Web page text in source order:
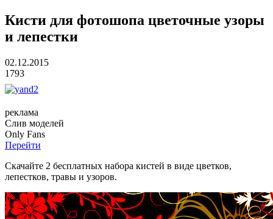
Кисти для фотошопа цветочные узоры
и лепестки
02.12.2015
1793
реклама
Слив моделей
Only Fans
Перейти
Скачайте 2 бесплатных набора кистей в виде цветков,
лепестков, травы и узоров.